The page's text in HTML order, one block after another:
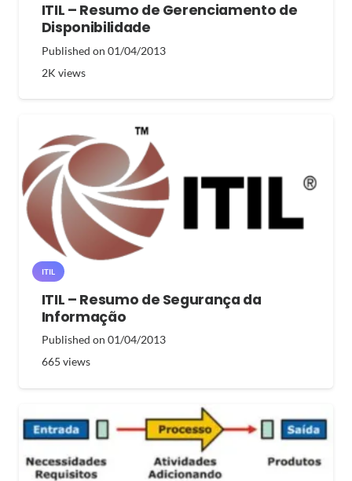
ITIL – Resumo de Gerenciamento de
Disponibilidade
Published on 01/04/2013
2K views
ITIL
ITIL – Resumo de Segurança da
Informação
Published on 01/04/2013
665 views